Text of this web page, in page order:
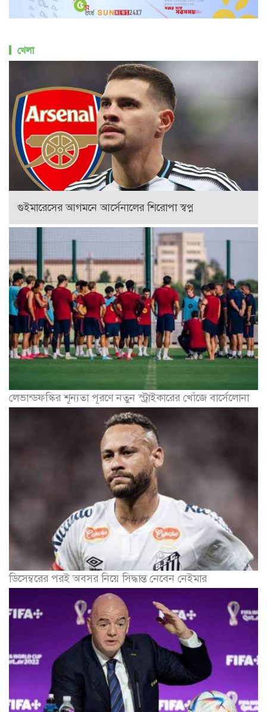
খেলা
গুইমারেসের আগমনে আর্সেনালের শিরোপা স্বপ্ন
লেভান্ডফস্কির শূন্যতা পূরণে নতুন স্ট্রাইকারের খোঁজে বার্সেলোনা
ডিসেম্বরের পরই অবসর নিয়ে সিদ্ধান্ত নেবেন নেইমার